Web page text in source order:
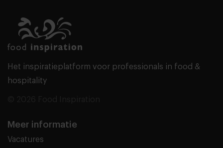
Het inspiratieplatform voor professionals in food &
hospitality
Meer informatie
Vacatures